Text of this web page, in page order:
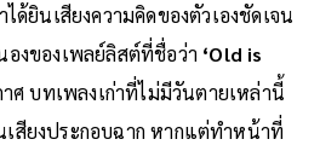
ด้ยินเสียงความคิดของตัวเองชัดเจน
งของเพลย์ลิสต์ที่ชื่อว่า ‘Old is
ศ บทเพลงเก่าที่ไม่มีวันตายเหล่านี้
สียงประกอบฉาก หากแต่ทำหน้าที่